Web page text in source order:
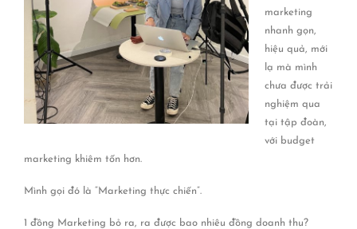
marketing
nhanh gọn,
hiệu quả, mới
lạ mà mình
chưa được trải
nghiệm qua
tại tập đoàn,
với budget
marketing khiêm tốn hơn.
Mình gọi đó là “Marketing thực chiến”.
1 đồng Marketing bỏ ra, ra được bao nhiêu đồng doanh thu?